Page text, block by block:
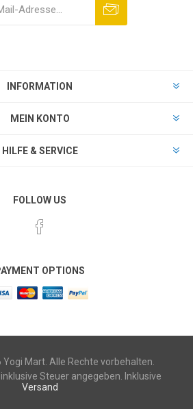
INFORMATION
MEIN KONTO
HILFE & SERVICE
FOLLOW US
OPTIONS
Mart. Alle Rechte vorbehalten.
Steuer angegeben. Inklusive
Versand